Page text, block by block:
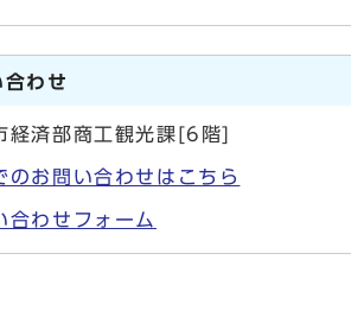
合わせ
経済部商工観光課[6階]
のお問い合わせはこちら
合わせフォーム